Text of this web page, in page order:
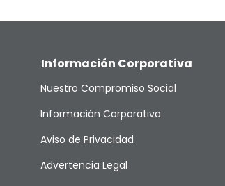
Información Corporativa
Nuestro Compromiso Social
Información Corporativa
Aviso de Privacidad
Advertencia Legal